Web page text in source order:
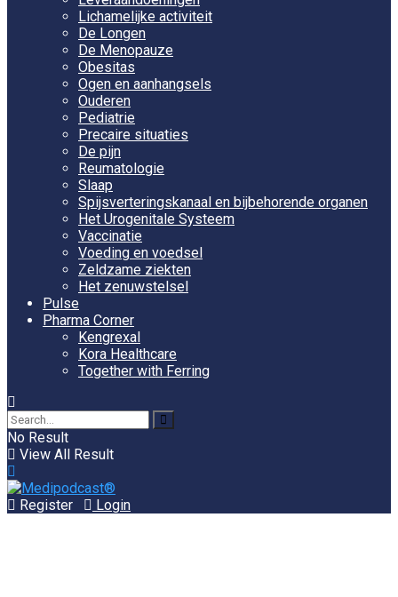
Lichamelijke activiteit
De Longen
De Menopauze
Obesitas
Ogen en aanhangsels
Ouderen
Pediatrie
Precaire situaties
De pijn
Reumatologie
Slaap
Spijsverteringskanaal en bijbehorende organen
Het Urogenitale Systeem
Vaccinatie
Voeding en voedsel
Zeldzame ziekten
Het zenuwstelsel
Pulse
Pharma Corner
Kengrexal
Kora Healthcare
Together with Ferring
No Result
View All Result
Register Login